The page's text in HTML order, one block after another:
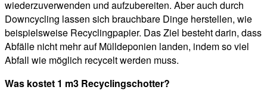
wiederzuverwenden und aufzubereiten. Aber auch durch
Downcycling lassen sich brauchbare Dinge herstellen, wie
beispielsweise Recyclingpapier. Das Ziel besteht darin, dass
Abfälle nicht mehr auf Mülldeponien landen, indem so viel
Abfall wie möglich recycelt werden muss.
Was kostet 1 m3 Recyclingschotter?